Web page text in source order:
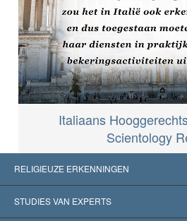
Italiaans
Scientology
RELIGIEUZE ERKENNINGEN
Verenigde Staten
STUDIES VAN EXPERTS